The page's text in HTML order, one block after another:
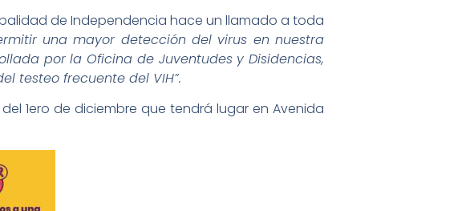
de Independencia hace un llamado a toda
una mayor detección del virus en nuestra
por la Oficina de Juventudes y Disidencias,
testeo frecuente del VIH”.
1ero de diciembre que tendrá lugar en Avenida